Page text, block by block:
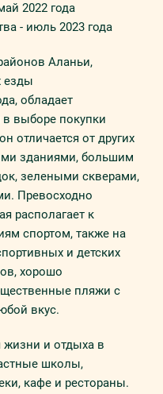
2022 года
- июль 2023 года
Аланьи,
езды
обладает
выборе покупки
отличается от других
зданиями, большим
зелеными скверами,
Превосходно
располагает к
спортом, также на
и детских
хорошо
пляжи с
вкус.
жизни и отдыха в
школы,
кафе и рестораны.